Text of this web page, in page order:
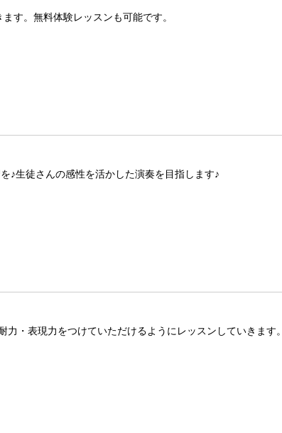
す。無料体験レッスンも可能です。
♪生徒さんの感性を活かした演奏を目指します♪
・表現力をつけていただけるようにレッスンしていきます。